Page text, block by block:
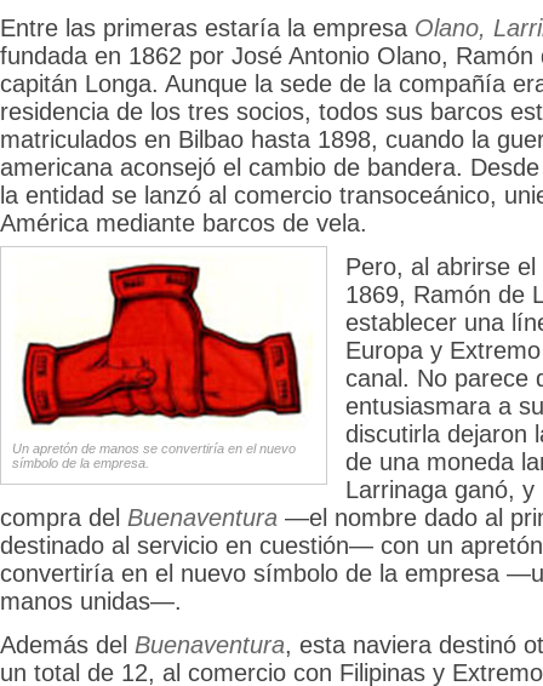
Entre las primeras estaría la empresa Olano,
fundada en 1862 por José Antonio Olano, Ramón
capitán Longa. Aunque la sede de la compañía
residencia de los tres socios, todos sus barcos
matriculados en Bilbao hasta 1898, cuando la
americana aconsejó el cambio de bandera.
la entidad se lanzó al comercio transoceánico,
América mediante barcos de vela.
Un apretón de manos se convertiría en el nuevo
símbolo de la empresa.
Pero, al abrirse
1869, Ramón de
establecer una
Europa y
canal. No parece
entusiasmara a
discutirla dejaron
de una moneda
Larrinaga ganó,
compra del Buenaventura —el nombre dado al
destinado al servicio en cuestión— con un
convertiría en el nuevo símbolo de la empresa
manos unidas—.
Además del Buenaventura, esta naviera destinó
un total de 12, al comercio con Filipinas y